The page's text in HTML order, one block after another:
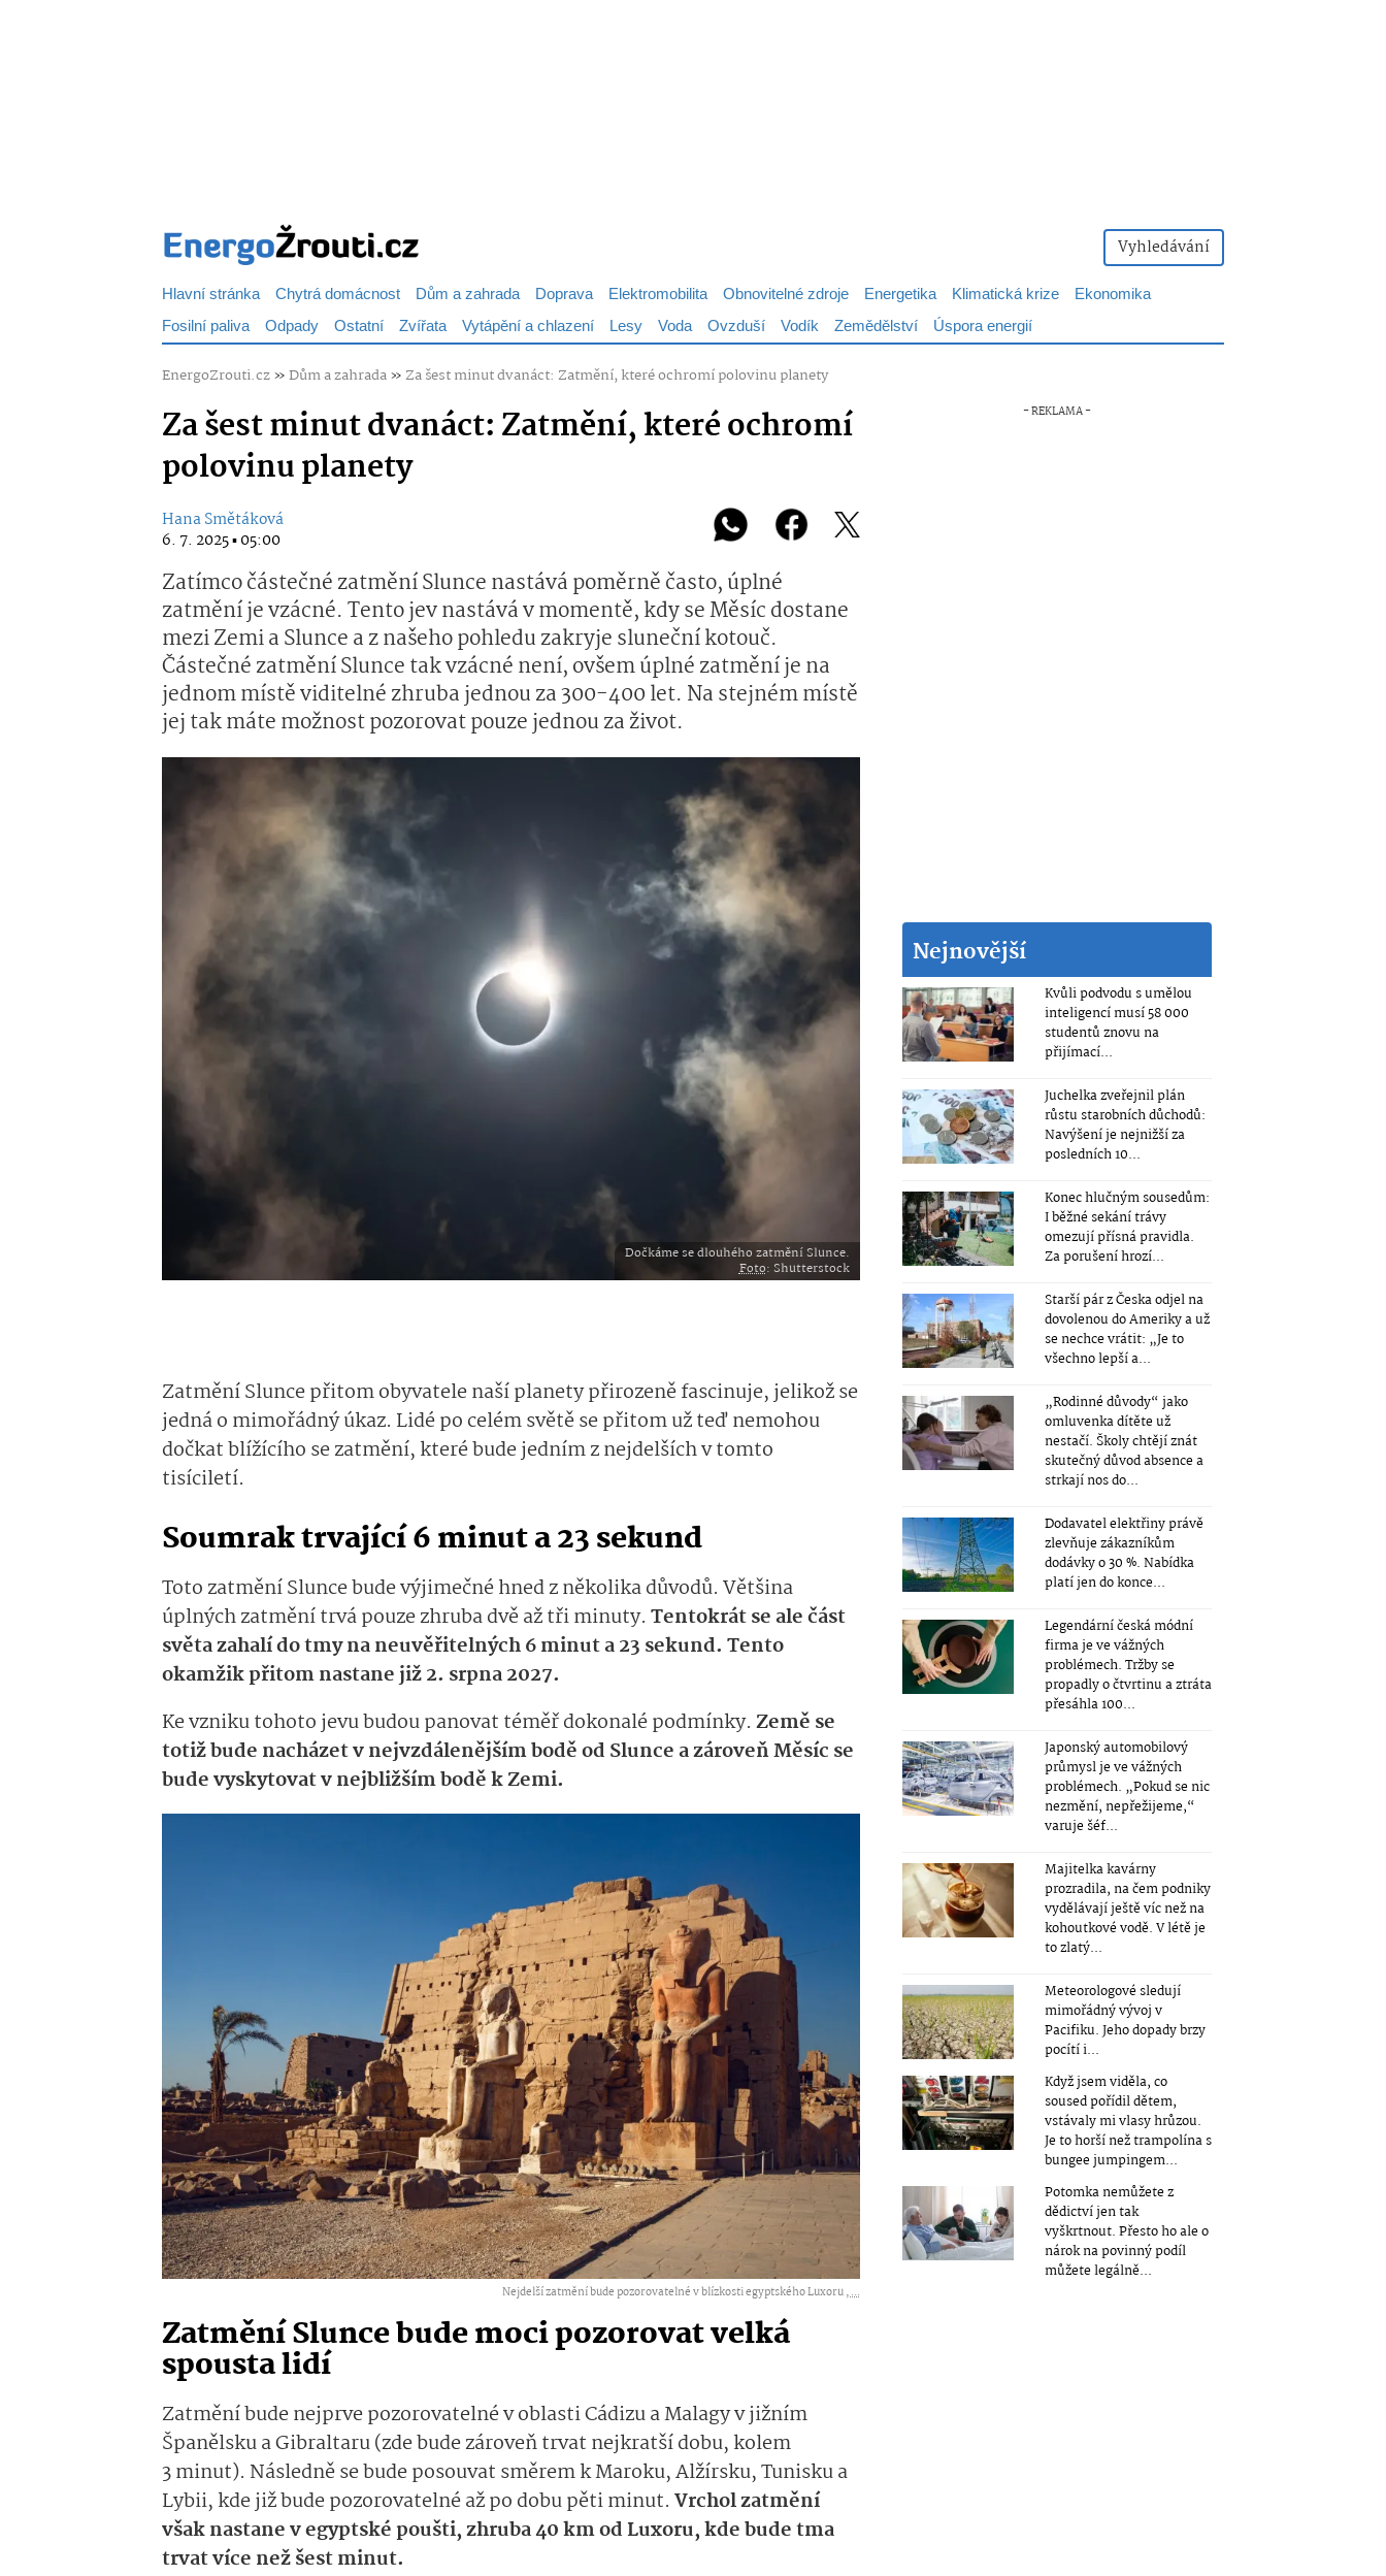
Vyhledávání
Hlavní stránka Chytrá domácnost Dům a zahrada Doprava Elektromobilita Obnovitelné zdroje Energetika Klimatická krize
Ekonomika
Fosilní paliva Odpady Ostatní Zvířata Vytápění a chlazení Lesy Voda Ovzduší Vodík Zemědělství Úspora energií
EnergoZrouti.cz»Dům a zahrada»Za šest minut dvanáct: Zatmění, které ochromí polovinu planety
Za šest minut dvanáct: Zatmění, které ochromí
polovinu planety
Hana Smětáková
6. 7. 2025 ▪ 05:00
Zatímco částečné zatmění Slunce nastává poměrně často, úplné
zatmění je vzácné. Tento jev nastává v momentě, kdy se Měsíc dostane
mezi Zemi a Slunce a z našeho pohledu zakryje sluneční kotouč.
Částečné zatmění Slunce tak vzácné není, ovšem úplné zatmění je na
jednom místě viditelné zhruba jednou za 300-400 let. Na stejném místě
jej tak máte možnost pozorovat pouze jednou za život.
Dočkáme se dlouhého zatmění Slunce.
Foto: Shutterstock
Zatmění Slunce přitom obyvatele naší planety přirozeně fascinuje, jelikož se
jedná o mimořádný úkaz. Lidé po celém světě se přitom už teď nemohou
dočkat blížícího se zatmění, které bude jedním z nejdelších v tomto
tisíciletí.
Soumrak trvající 6 minut a 23 sekund
Toto zatmění Slunce bude výjimečné hned z několika důvodů. Většina
úplných zatmění trvá pouze zhruba dvě až tři minuty. Tentokrát se ale část
světa zahalí do tmy na neuvěřitelných 6 minut a 23 sekund. Tento
okamžik přitom nastane již 2. srpna 2027.
Ke vzniku tohoto jevu budou panovat téměř dokonalé podmínky. Země se
totiž bude nacházet v nejvzdálenějším bodě od Slunce a zároveň Měsíc se
bude vyskytovat v nejbližším bodě k Zemi.
Nejdelší zatmění bude pozorovatelné v blízkosti egyptského Luxoru ,...
Zatmění Slunce bude moci pozorovat velká
spousta lidí
Zatmění bude nejprve pozorovatelné v oblasti Cádizu a Malagy v jižním
Španělsku a Gibraltaru (zde bude zároveň trvat nejkratší dobu, kolem
3 minut). Následně se bude posouvat směrem k Maroku, Alžírsku, Tunisku a
Lybii, kde již bude pozorovatelné až po dobu pěti minut. Vrchol zatmění
však nastane v egyptské poušti, zhruba 40 km od Luxoru, kde bude tma
trvat více než šest minut.
Nejnovější
Kvůli podvodu s umělou
inteligencí musí 58 000
studentů znovu na
přijímací...
Juchelka zveřejnil plán
růstu starobních důchodů:
Navýšení je nejnižší za
posledních 10...
Konec hlučným sousedům:
I běžné sekání trávy
omezují přísná pravidla.
Za porušení hrozí...
Starší pár z Česka odjel na
dovolenou do Ameriky a už
se nechce vrátit: „Je to
všechno lepší a...
„Rodinné důvody“ jako
omluvenka dítěte už
nestačí. Školy chtějí znát
skutečný důvod absence a
strkají nos do...
Dodavatel elektřiny právě
zlevňuje zákazníkům
dodávky o 30 %. Nabídka
platí jen do konce...
Legendární česká módní
firma je ve vážných
problémech. Tržby se
propadly o čtvrtinu a ztráta
přesáhla 100...
Japonský automobilový
průmysl je ve vážných
problémech. „Pokud se nic
nezmění, nepřežijeme,“
varuje šéf...
Majitelka kavárny
prozradila, na čem podniky
vydělávají ještě víc než na
kohoutkové vodě. V létě je
to zlatý...
Meteorologové sledují
mimořádný vývoj v
Pacifiku. Jeho dopady brzy
pocítí i...
Když jsem viděla, co
soused pořídil dětem,
vstávaly mi vlasy hrůzou.
Je to horší než trampolína s
bungee jumpingem...
Potomka nemůžete z
dědictví jen tak
vyškrtnout. Přesto ho ale o
nárok na povinný podíl
můžete legálně...